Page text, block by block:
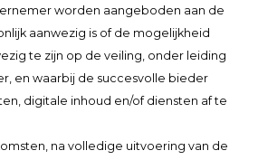
worden aangeboden aan de
aanwezig is of de mogelijkheid
te zijn op de veiling, onder leiding
en waarbij de succesvolle bieder
digitale inhoud en/of diensten af te
na volledige uitvoering van de